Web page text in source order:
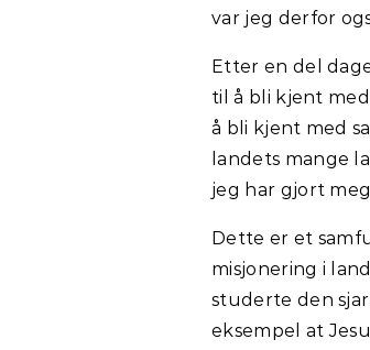
var jeg derfor
Etter en del
til å bli kjent
å bli kjent med
landets mange
jeg har gjort
Dette er et
misjonering i
studerte den
eksempel at